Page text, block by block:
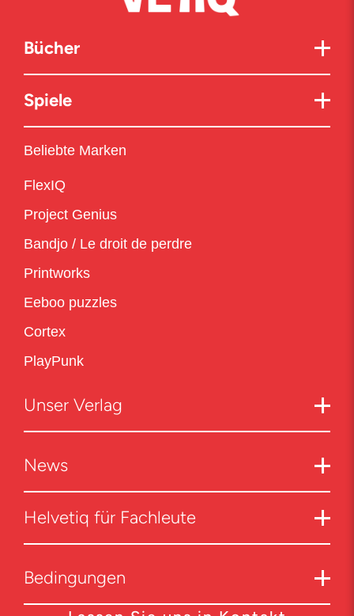
Bücher
Spiele
Beliebte Marken
FlexIQ
Project Genius
Bandjo / Le droit de perdre
Printworks
Eeboo puzzles
Cortex
PlayPunk
Unser Verlag
News
Helvetiq für Fachleute
Bedingungen